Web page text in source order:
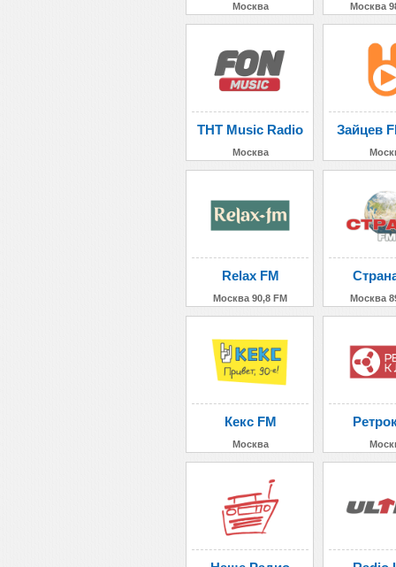
Москва Москва
ТНТ Music Radio
Москва
Зайцев
Relax FM
Москва 90,8 FM Москва
Кекс FM
Москва